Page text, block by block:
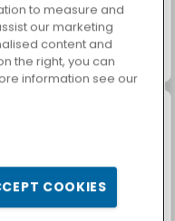
Farm Merge Valley
to measure and
our marketing
content and
the right, you can
information see our
COOKIES